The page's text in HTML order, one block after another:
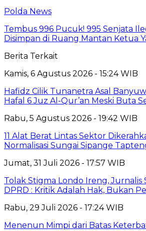
Polda News
Tembus 996 Pucuk! 995 Senjata
Disimpan di Ruang Mantan Ketua
Berita Terkait
Kamis, 6 Agustus 2026 - 15:24 WIB
Hafidz Cilik Tunanetra Asal
Hafal 6 Juz Al-Qur’an Meski Buta
Rabu, 5 Agustus 2026 - 19:42 WIB
11 Alat Berat Lintas Sektor
Normalisasi Sungai Sipange
Jumat, 31 Juli 2026 - 17:57 WIB
Tolak Stigma Londo Ireng, Jurnalis
DPRD : Kritik Adalah Hak, Bukan
Rabu, 29 Juli 2026 - 17:24 WIB
Menenun Mimpi dari Batas